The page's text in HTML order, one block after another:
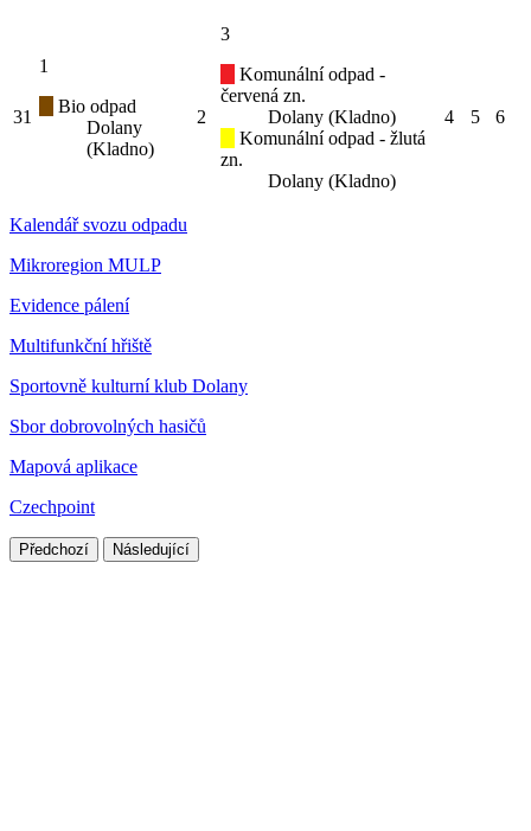
31
1
Bio odpad
Dolany
(Kladno)
2
3
Komunální odpad -
červená zn.
Dolany (Kladno)
Komunální odpad - žlutá
zn.
Dolany (Kladno)
4 5 6
Kalendář svozu odpadu
Mikroregion MULP
Evidence pálení
Multifunkční hřiště
Sportovně kulturní klub Dolany
Sbor dobrovolných hasičů
Mapová aplikace
Czechpoint
Předchozí Následující